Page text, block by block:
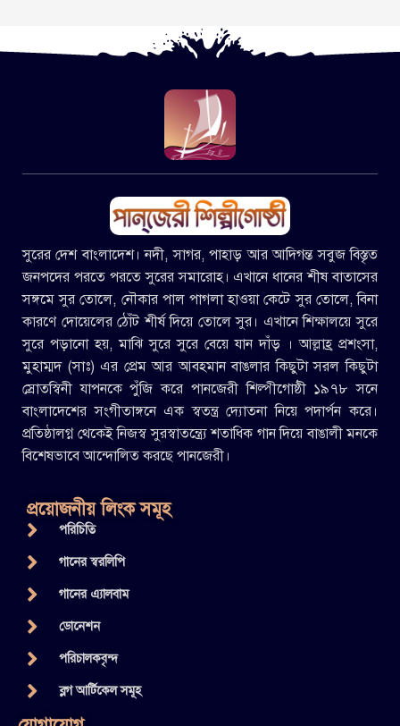
সুরের দেশ বাংলাদেশ। নদী, সাগর, পাহাড় আর আদিগন্ত সবুজ বিস্তৃত
জনপদের পরতে পরতে সুরের সমারোহ। এখানে ধানের শীষ বাতাসের
সঙ্গমে সুর তোলে, নৌকার পাল পাগলা হাওয়া কেটে সুর তোলে, বিনা
কারণে দোয়েলের ঠোঁট শীর্ষ দিয়ে তোলে সুর। এখানে শিক্ষালয়ে সুরে
সুরে পড়ানো হয়, মাঝি সুরে সুরে বেয়ে যান দাঁড় । আল্লাহ্র প্রশংসা,
মুহাম্মদ (সাঃ) এর প্রেম আর আবহমান বাঙলার কিছুটা সরল কিছুটা
স্রোতস্বিনী যাপনকে পুঁজি করে পানজেরী শিল্পীগোষ্ঠী ১৯৭৮ সনে
বাংলাদেশের সংগীতাঙ্গনে এক স্বতন্ত্র দ্যোতনা নিয়ে পদার্পন করে।
প্রতিষ্ঠালগ্ন থেকেই নিজস্ব সুরস্বাতন্ত্র্যে শতাধিক গান দিয়ে বাঙালী মনকে
বিশেষভাবে আন্দোলিত করছে পানজেরী।
প্রয়োজনীয় লিংক সমূহ
পরিচিতি
গানের স্বরলিপি
গানের এ্যালবাম
ডোনেশন
পরিচালকবৃন্দ
ব্লগ আর্টিকেল সমূহ